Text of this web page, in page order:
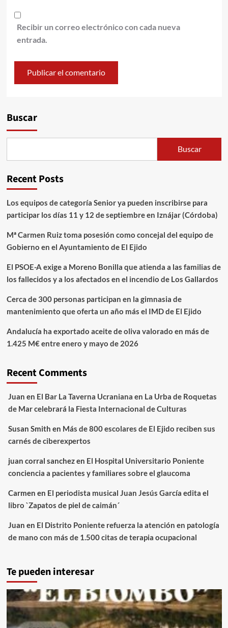
Recibir un correo electrónico con cada nueva
entrada.
Buscar
Buscar
Recent Posts
Los equipos de categoría Senior ya pueden inscribirse para
participar los días 11 y 12 de septiembre en Iznájar (Córdoba)
Mª Carmen Ruiz toma posesión como concejal del equipo de
Gobierno en el Ayuntamiento de El Ejido
El PSOE-A exige a Moreno Bonilla que atienda a las familias de
los fallecidos y a los afectados en el incendio de Los Gallardos
Cerca de 300 personas participan en la gimnasia de
mantenimiento que oferta un año más el IMD de El Ejido
Andalucía ha exportado aceite de oliva valorado en más de
1.425 M€ entre enero y mayo de 2026
Recent Comments
Juan en El Bar La Taverna Ucraniana en La Urba de Roquetas
de Mar celebrará la Fiesta Internacional de Culturas
Susan Smith en Más de 800 escolares de El Ejido reciben sus
carnés de ciberexpertos
juan corral sanchezen El Hospital Universitario Poniente
conciencia a pacientes y familiares sobre el glaucoma
Carmen en El periodista musical Juan Jesús García edita el
libro `Zapatos de piel de caimán´
Juan en El Distrito Poniente refuerza la atención en patología
de mano con más de 1.500 citas de terapia ocupacional
Te pueden interesar